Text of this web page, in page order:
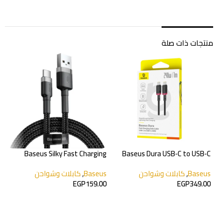
منتجات ذات صلة
Baseus Dura USB‑C to USB‑C
Baseus
,كابلات وشواحن
EGP349.00
Baseus Silky Fast Charging
Baseus
,كابلات وشواحن
EGP159.00